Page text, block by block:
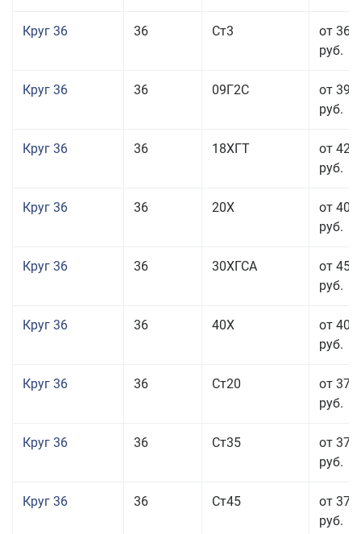
Круг 36 36 Ст3
от 36
руб.
Круг 36 36 09Г2С
от 39
руб.
Круг 36 36 18ХГТ
от 42
руб.
Круг 36 36 20Х
от 40
руб.
Круг 36 36 30ХГСА
от 45
руб.
Круг 36 36 40Х
от 40
руб.
Круг 36 36 Ст20
от 37
руб.
Круг 36 36 Ст35
от 37
руб.
Круг 36 36 Ст45
от 37
руб.